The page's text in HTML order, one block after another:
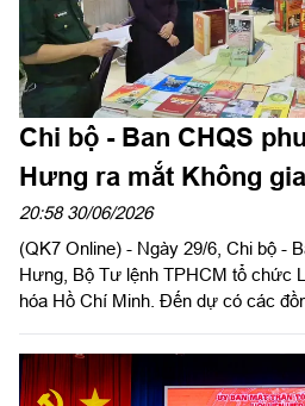
Chi bộ - Ban CHQS
Hưng ra mắt Không
Chí Minh
20:58 30/06/2026
(QK7 Online) - Ngày 29/6, Chi bộ -
Hưng, Bộ Tư lệnh TPHCM tổ chức
hóa Hồ Chí Minh. Đến dự có các
Dương Văn Dân, Ủy viên Ban
phường và đại diện lãnh đạo một